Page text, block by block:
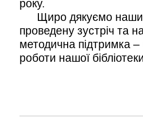
року.
Щиро дякуємо нашим
проведену зустріч та
методична підтримка –
роботи нашої